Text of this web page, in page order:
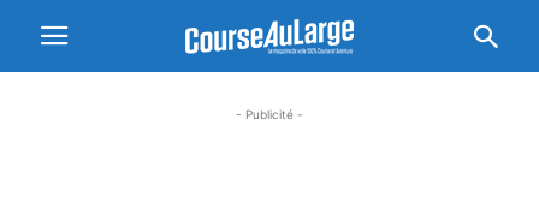
- Publicité -